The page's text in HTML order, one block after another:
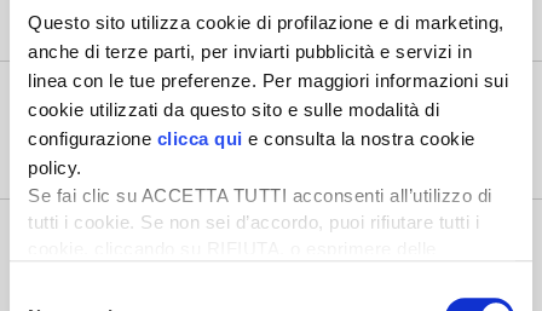
Questo sito utilizza cookie di profilazione e di marketing,
anche di terze parti, per inviarti pubblicità e servizi in
linea con le tue preferenze. Per maggiori informazioni sui
cookie utilizzati da questo sito e sulle modalità di
configurazione clicca qui e consulta la nostra cookie
policy.
Se fai clic su ACCETTA TUTTI acconsenti all’utilizzo di
tutti i cookie. Se non sei d’accordo, puoi rifiutare tutti i
desideri accettare e cliccando ACCETTA SELEZIONATI.
“Oggi 6 agosto, la Camera ha approvato il Coltivaitalia,
il provvedimen...
Mercato in crescita per l’agricoltura 4.0
5 Agosto 2026
Nel 2025, in Italia, l’agricoltura 4.0 è tornata al valore
record di 2,5 mili...
Saldi Pac: ogni anno entro fine gennaio